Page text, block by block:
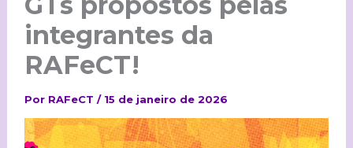
integrantes da
RAFeCT!
Por RAFeCT / 15 de janeiro de 2026